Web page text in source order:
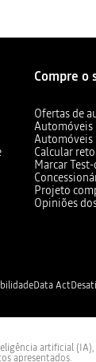
Compre o
Ofertas de
Automóveis
Automóveis
Calcular
Marcar
Projeto
Opiniões
Data Act
artificial
apresentados.